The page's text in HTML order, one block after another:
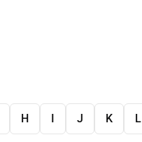
H I J K L